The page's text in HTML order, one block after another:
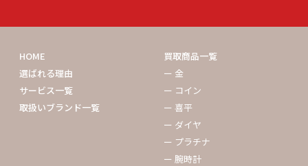
HOME
選ばれる理由
サービス一覧
取扱いブランド一覧
買取商品一覧
ー 金
ー コイン
ー 喜平
ー ダイヤ
ー プラチナ
ー 腕時計